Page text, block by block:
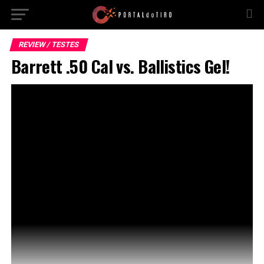
REVIEW / TESTES
Barrett .50 Cal vs. Ballistics Gel!